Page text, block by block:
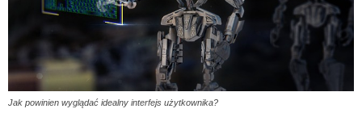
Jak powinien wyglądać idealny interfejs użytkownika?